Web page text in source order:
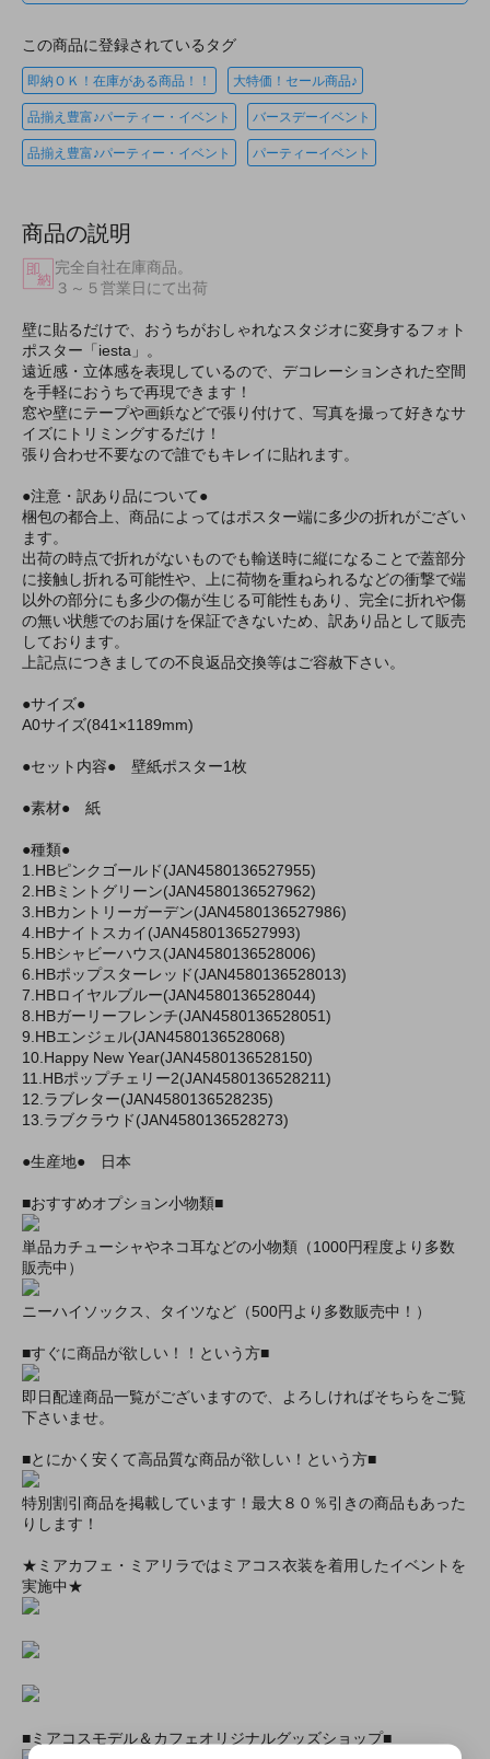
この商品に登録されているタグ
即納ＯＫ！在庫がある商品！！ 大特価！セール商品♪
品揃え豊富♪パーティー・イベント バースデーイベント
品揃え豊富♪パーティー・イベント パーティーイベント
商品の説明
完全自社在庫商品。
３～５営業日にて出荷
壁に貼るだけで、おうちがおしゃれなスタジオに変身するフォト
ポスター「iesta」。
遠近感・立体感を表現しているので、デコレーションされた空間
を手軽におうちで再現できます！
窓や壁にテープや画鋲などで張り付けて、写真を撮って好きなサ
イズにトリミングするだけ！
張り合わせ不要なので誰でもキレイに貼れます。
●注意・訳あり品について●
梱包の都合上、商品によってはポスター端に多少の折れがござい
ます。
出荷の時点で折れがないものでも輸送時に縦になることで蓋部分
に接触し折れる可能性や、上に荷物を重ねられるなどの衝撃で端
以外の部分にも多少の傷が生じる可能性もあり、完全に折れや傷
の無い状態でのお届けを保証できないため、訳あり品として販売
しております。
上記点につきましての不良返品交換等はご容赦下さい。
●サイズ●
A0サイズ(841×1189mm)
●セット内容● 壁紙ポスター1枚
●素材● 紙
●種類●
1.HBピンクゴールド(JAN4580136527955)
2.HBミントグリーン(JAN4580136527962)
3.HBカントリーガーデン(JAN4580136527986)
4.HBナイトスカイ(JAN4580136527993)
5.HBシャビーハウス(JAN4580136528006)
6.HBポップスターレッド(JAN4580136528013)
7.HBロイヤルブルー(JAN4580136528044)
8.HBガーリーフレンチ(JAN4580136528051)
9.HBエンジェル(JAN4580136528068)
10.Happy New Year(JAN4580136528150)
11.HBポップチェリー2(JAN4580136528211)
12.ラブレター(JAN4580136528235)
13.ラブクラウド(JAN4580136528273)
●生産地● 日本
■おすすめオプション小物類■
単品カチューシャやネコ耳などの小物類（1000円程度より多数
販売中）
ニーハイソックス、タイツなど（500円より多数販売中！）
■すぐに商品が欲しい！！という方■
即日配達商品一覧がございますので、よろしければそちらをご覧
下さいませ。
■とにかく安くて高品質な商品が欲しい！という方■
特別割引商品を掲載しています！最大８０％引きの商品もあった
りします！
★ミアカフェ・ミアリラではミアコス衣装を着用したイベントを
実施中★
■ミアコスモデル＆カフェオリジナルグッズショップ■